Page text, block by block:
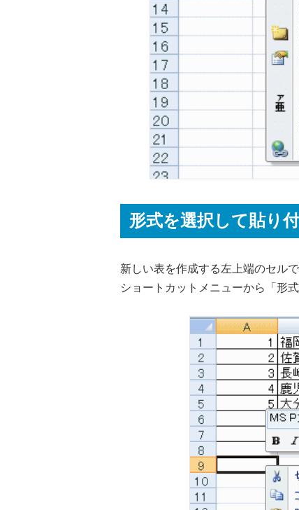
形式を選択して貼り
新しい表を作成する左上端のセル
ショートカットメニューから「形